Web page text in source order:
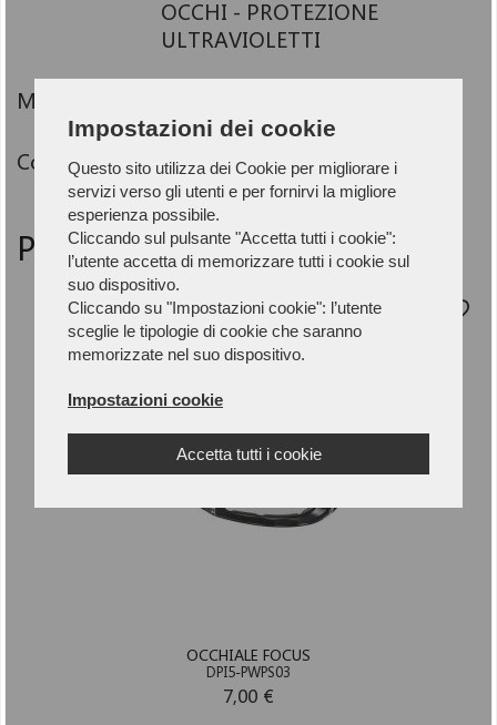
Impostazioni dei cookie
Questo sito utilizza dei Cookie per migliorare i
servizi verso gli utenti e per fornirvi la migliore
esperienza possibile.
Cliccando sul pulsante "Accetta tutti i cookie":
l’utente accetta di memorizzare tutti i cookie sul
suo dispositivo.
Cliccando su "Impostazioni cookie": l’utente
sceglie le tipologie di cookie che saranno
memorizzate nel suo dispositivo.
Impostazioni cookie
Accetta tutti i cookie
OCCHI - PROTEZIONE
ULTRAVIOLETTI
Marchio:
Codice: DPI5-PW13
PRODOTTI CORRELATI
OCCHIALE FOCUS
DPI5-PWPS03
7,00 €